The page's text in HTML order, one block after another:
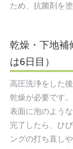
ため、抗菌剤を塗
乾燥・下地補
は6日目）
高圧洗浄をした
乾燥が必要です
表面に泡のよう
完了したら、ひ
ングの打ち直し